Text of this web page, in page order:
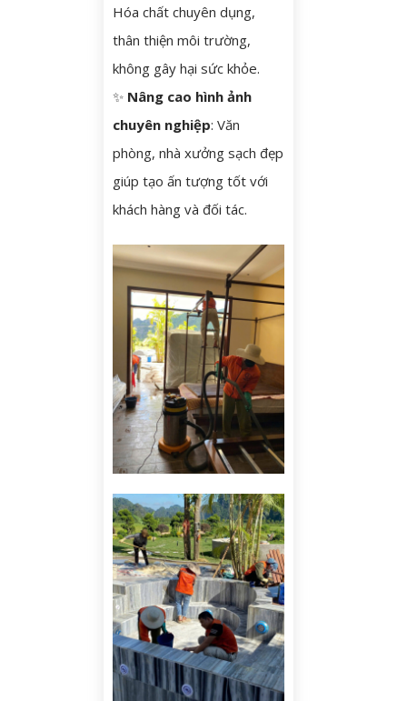
Hóa chất chuyên dụng,
thân thiện môi trường,
không gây hại sức khỏe.
✨ Nâng cao hình ảnh
chuyên nghiệp: Văn
phòng, nhà xưởng sạch đẹp
giúp tạo ấn tượng tốt với
khách hàng và đối tác.